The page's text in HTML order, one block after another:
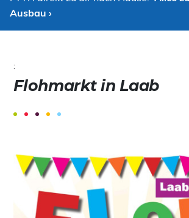
Ausbau ›
:
Flohmarkt in Laab